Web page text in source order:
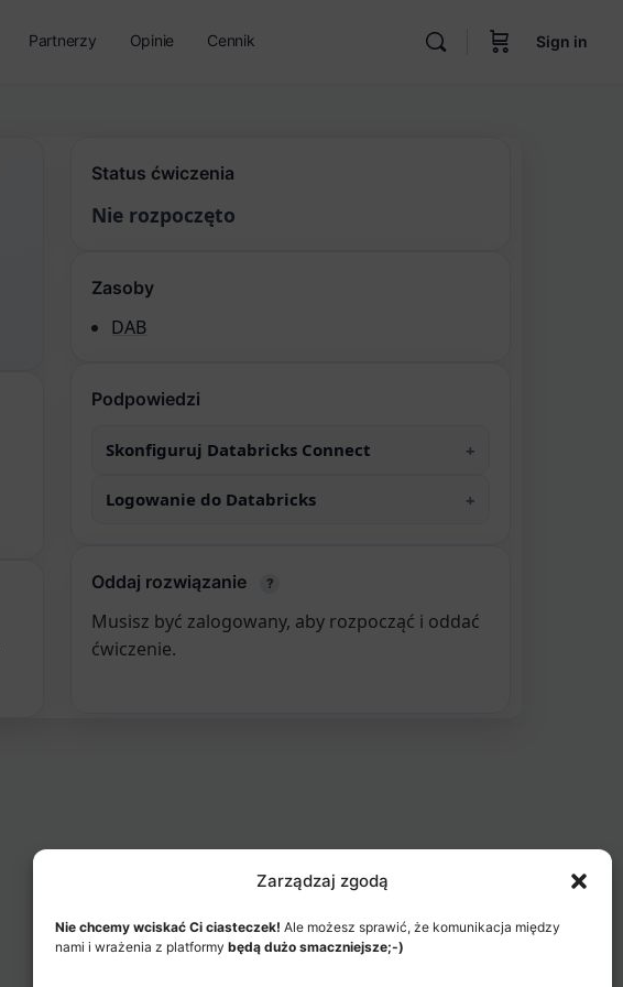
Zarządzaj zgodą
Nie chcemy wciskać Ci ciasteczek! Ale możesz sprawić, że komunikacja między
nami i wrażenia z platformy będą dużo smaczniejsze;-)
Partnerzy Opinie Cennik Sign in
Status ćwiczenia
Nie rozpoczęto
Zasoby
DAB
Podpowiedzi
Skonfiguruj Databricks Connect
Logowanie do Databricks
Oddaj rozwiązanie ?
Musisz być zalogowany, aby rozpocząć i oddać
ćwiczenie.